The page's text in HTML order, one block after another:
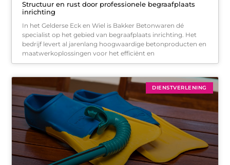
Structuur en rust door professionele begraafplaats
inrichting
In het Gelderse Eck en Wiel is Bakker Betonwaren dé
specialist op het gebied van begraafplaats inrichting. Het
bedrijf levert al jarenlang hoogwaardige betonproducten en
maatwerkoplossingen voor het efficiënt en
DIENSTVERLENING